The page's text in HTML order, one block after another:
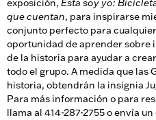
exposición, Esta soy yo:
que cuentan, para inspirarse
conjunto perfecto para
oportunidad de aprender sobre
de la historia para ayudar a
todo el grupo. A medida que las
historia, obtendrán la insignia
Para más información o para
llama al 414-287-2755 o envía